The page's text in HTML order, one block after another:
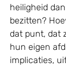
heiligheid
bezitten?
dat punt, dat
hun eigen
implicaties,